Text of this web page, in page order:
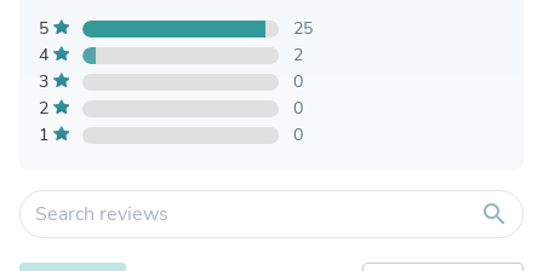
5
25
4
2
3
0
2
0
1
0
search